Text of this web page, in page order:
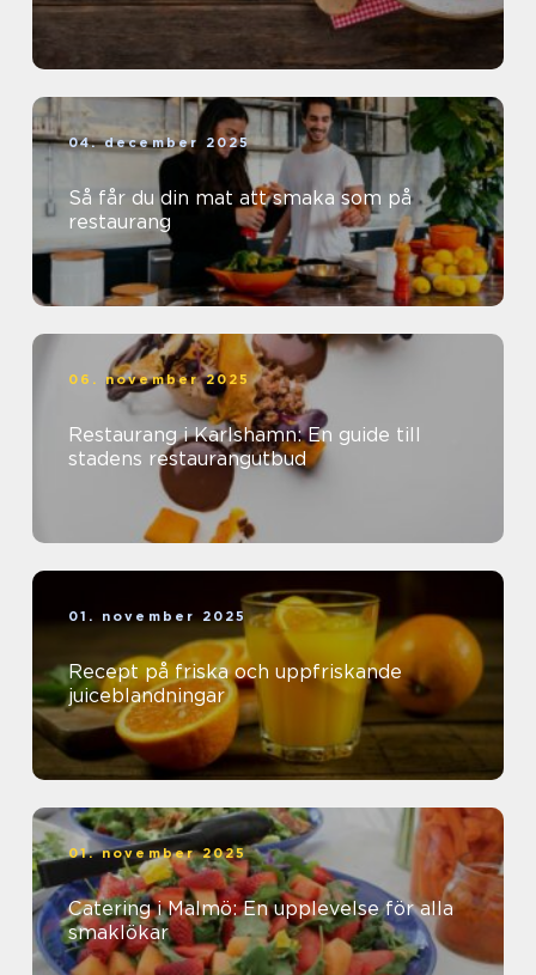
04. december 2025
Så får du din mat att smaka som på
restaurang
06. november 2025
Restaurang i Karlshamn: En guide till
stadens restaurangutbud
01. november 2025
Recept på friska och uppfriskande
juiceblandningar
01. november 2025
Catering i Malmö: En upplevelse för alla
smaklökar